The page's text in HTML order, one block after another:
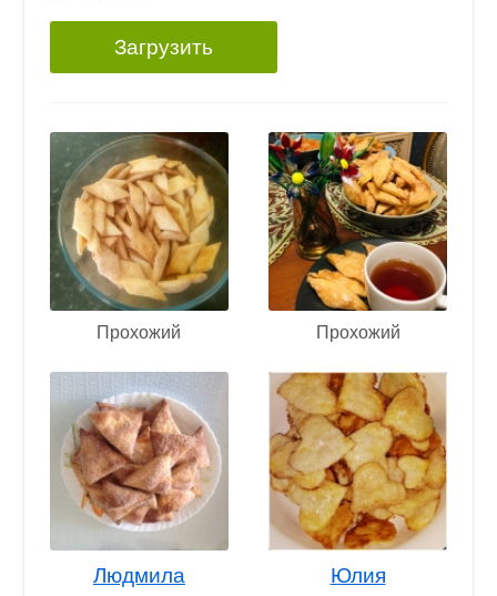
Загрузить
Прохожий Прохожий
Людмила Юлия